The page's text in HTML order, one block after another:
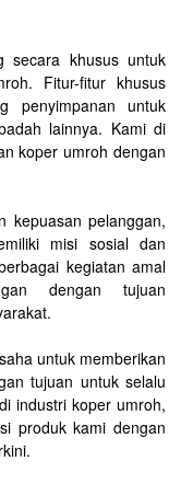
secara khusus untuk
Fitur-fitur khusus
penyimpanan untuk
lainnya. Kami di
koper umroh dengan
kepuasan pelanggan,
misi sosial dan
kegiatan amal
dengan tujuan
untuk memberikan
tujuan untuk selalu
industri koper umroh,
produk kami dengan